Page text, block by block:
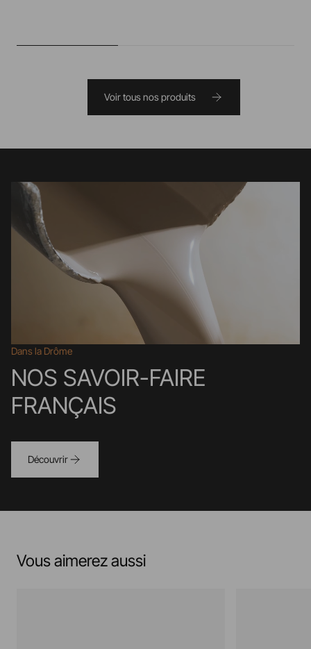
Voir tous nos produits
Dans la Drôme
NOS SAVOIR-FAIRE
FRANÇAIS
Découvrir
Vous aimerez aussi